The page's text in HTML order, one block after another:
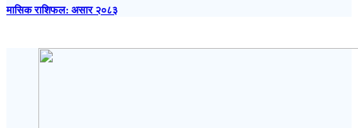
मासिक राशिफल: असार २०८३